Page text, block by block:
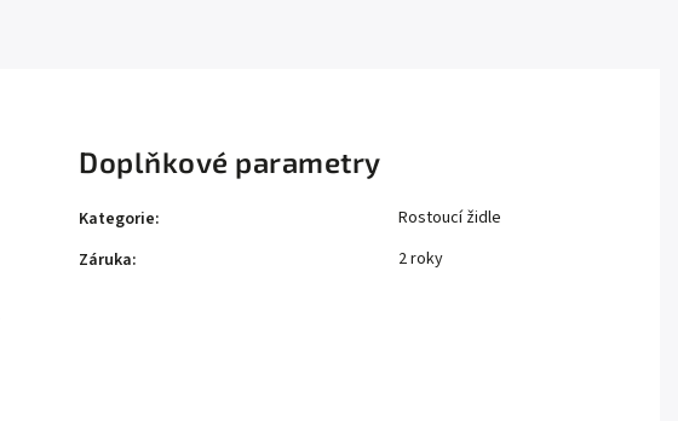
Doplňkové parametry
Kategorie:
Rostoucí židle
Záruka: 2 roky